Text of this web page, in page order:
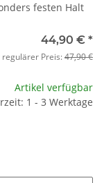
festen Halt
44,90 € *
regulärer Preis:47,90 €
Artikel verfügbar
1 - 3 Werktage